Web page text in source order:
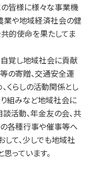
皆様に様々な事業機
業や地域経済社会の健
的使命を果たしてま
覚し地域社会に貢献
の寄贈、交通安全運
くらしの活動関係とし
組みなど地域社会に
活動、年金友の会、共
各種行事や催事等へ
して、少しでも地域社
っています。